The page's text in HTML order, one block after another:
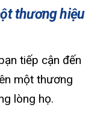
thương hiệu
tiếp cận đến
một thương
lòng họ.